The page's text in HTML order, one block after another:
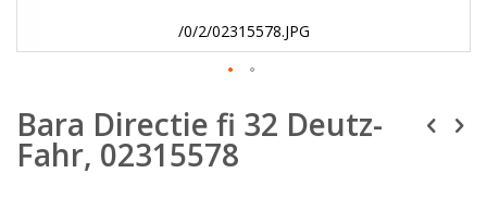
/0/2/02315578.JPG
to
the
beginning
Bara Directie fi 32 Deutz-
Fahr, 02315578